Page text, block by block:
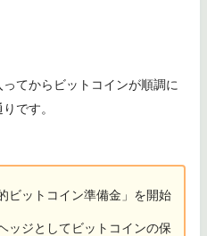
てからビットコインが順調に
です。
ビットコイン準備金」を開始
ッジとしてビットコインの保